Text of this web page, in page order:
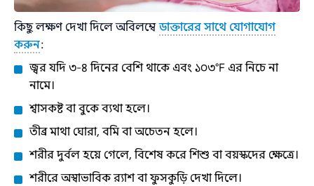
কিছু লক্ষণ দেখা দিলে অবিলম্বেডাক্তারের সাথে যোগাযোগ
করুন:
জ্বর যদি ৩-৪ দিনের বেশি থাকে এবং ১০৩°F এর নিচে না
নামে।
শ্বাসকষ্ট বা বুকে ব্যথা হলে।
তীব্র মাথা ঘোরা, বমি বা অচেতন হলে।
শরীর দুর্বল হয়ে গেলে, বিশেষ করে শিশু বা বয়স্কদের ক্ষেত্রে।
শরীরে অস্বাভাবিক র‍্যাশ বা ফুসকুড়ি দেখা দিলে।